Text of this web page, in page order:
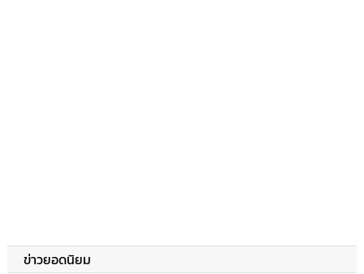
ข่าวยอดนิยม